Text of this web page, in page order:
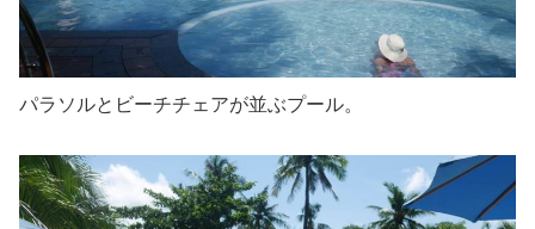
パラソルとビーチチェアが並ぶプール。